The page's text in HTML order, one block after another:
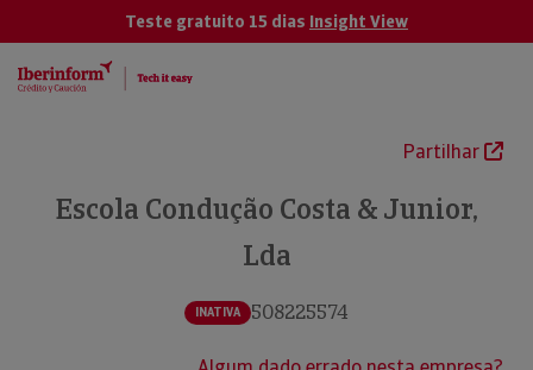
Teste gratuito 15 dias Insight View
Partilhar
Escola Condução Costa & Junior,
Lda
INATIVA 508225574